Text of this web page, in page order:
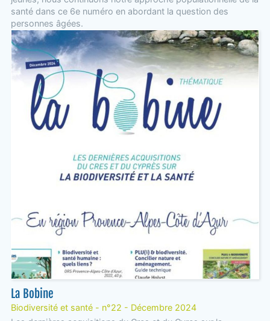
santé dans ce 6e numéro en abordant la question des
personnes âgées.
La Bobine
Biodiversité et santé - n°22 - Décembre 2024